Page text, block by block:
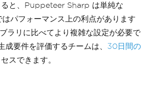
ると、Puppeteer Sharp は単純な
パフォーマンス上の利点があります
ラリに比べてより複雑な設定が必要で
要件を評価するチームは、 30日間の
スできます。